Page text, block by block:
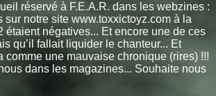
réservé à F.E.A.R. dans les webzines :
notre site www.toxxictoyz.com à la
étaient négatives... Et encore une de ces
qu’il fallait liquider le chanteur... Et
comme une mauvaise chronique (rires) !!!
dans les magazines... Souhaite nous